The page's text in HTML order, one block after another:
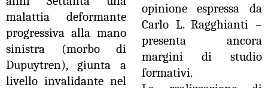
malattia deformante
progressiva alla mano
sinistra (morbo di
Dupuytren), giunta a
livello invalidante nel
opinione espressa da
Carlo L. Ragghianti –
presenta ancora
margini di studio
formativi.